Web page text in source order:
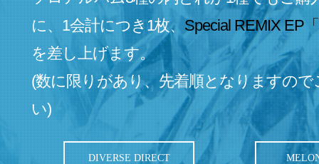
に、1会計につき1枚、Special REMIX EP
を差し上げます。
(数に限りがあり、先着順となりますので
い)
DIVERSE DIRECT